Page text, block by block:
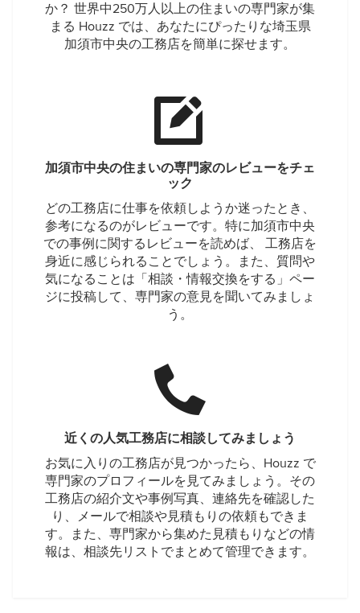
か？ 世界中250万人以上の住まいの専門家が集
まる Houzz では、あなたにぴったりな埼玉県
加須市中央の工務店を簡単に探せます。
加須市中央の住まいの専門家のレビューをチェ
ック
どの工務店に仕事を依頼しようか迷ったとき、
参考になるのがレビューです。特に加須市中央
での事例に関するレビューを読めば、 工務店を
身近に感じられることでしょう。また、質問や
気になることは「相談・情報交換をする」ペー
ジに投稿して、専門家の意見を聞いてみましょ
う。
近くの人気工務店に相談してみましょう
お気に入りの工務店が見つかったら、Houzz で
専門家のプロフィールを見てみましょう。その
工務店の紹介文や事例写真、連絡先を確認した
り、メールで相談や見積もりの依頼もできま
す。また、専門家から集めた見積もりなどの情
報は、相談先リストでまとめて管理できます。